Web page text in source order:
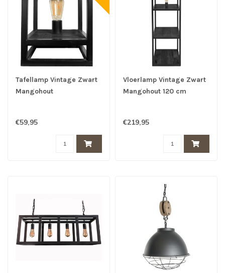
Tafellamp Vintage Zwart
Mangohout
€59,95
Vloerlamp Vintage Zwart
Mangohout 120 cm
€219,95